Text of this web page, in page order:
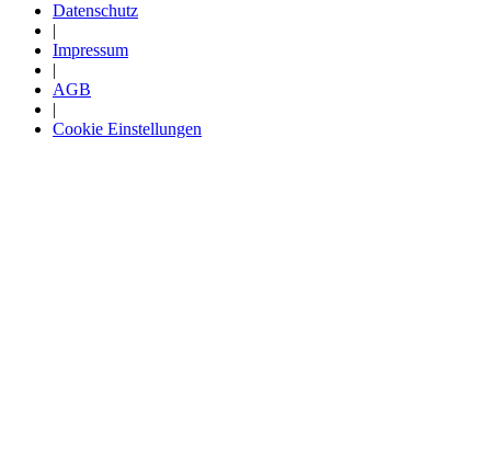
Datenschutz
|
Impressum
|
AGB
|
Cookie Einstellungen